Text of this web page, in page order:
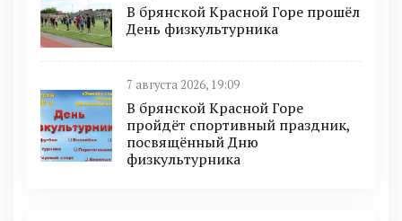
В брянской Красной Горе прошёл
День физкультурника
7 августа 2026, 19:09
В брянской Красной Горе
пройдёт спортивный праздник,
посвящённый Дню
физкультурника